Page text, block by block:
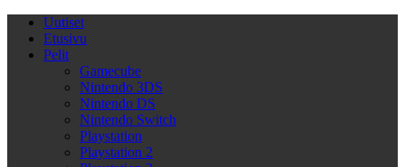
Uutiset
Etusivu
Pelit
Gamecube
Nintendo 3DS
Nintendo DS
Nintendo Switch
Playstation
Playstation 2